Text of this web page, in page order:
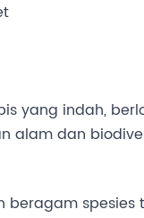
yang indah,
alam dan
spesies